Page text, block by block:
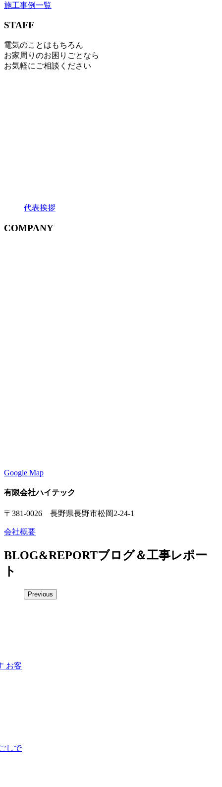
施工事例一覧
STAFF
電気のことはもちろん
お家周りのお困りごとなら
お気軽にご相談ください
代表挨拶
COMPANY
Google Map
有限会社ハイテック
〒381-0026 長野県長野市松岡2-24-1
会社概要
BLOG&REPORTブログ＆工事レポー
ト
Previous
お客
しで